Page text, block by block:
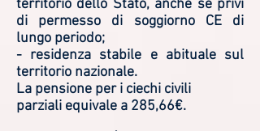
territorio dello Stato, anche se privi
di permesso di soggiorno CE di
lungo periodo;
- residenza stabile e abituale sul
territorio nazionale.
La pensione per i ciechi civili
parziali equivale a 285,66€.